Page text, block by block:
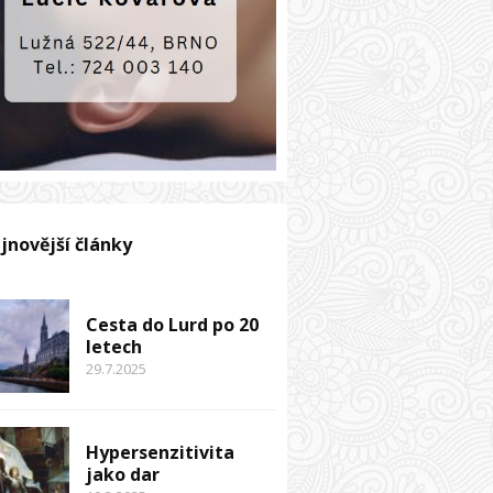
články
Cesta do Lurd po 20
letech
29.7.2025
Hypersenzitivita
jako dar